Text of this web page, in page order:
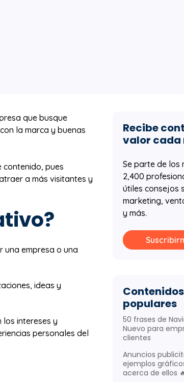
que busque
la marca y buenas
contenido, pues
a más visitantes y
una empresa o una
ideas y
intereses y
personales del
Recibe
valor cada
Se parte de los
2,400
útiles consejos
marketing,
y más.
Contenidos
populares
50 frases de
Nuevo para
clientes
Anuncios
ejemplos
acerca de ellos